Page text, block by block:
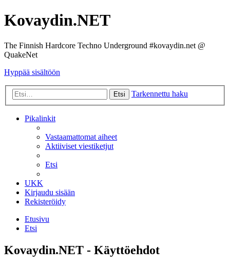
Kovaydin.NET
The Finnish Hardcore Techno Underground #kovaydin.net @
QuakeNet
Hyppää sisältöön
Etsi Tarkennettu haku
Pikalinkit
Vastaamattomat aiheet
Aktiiviset viestiketjut
Etsi
UKK
Kirjaudu sisään
Rekisteröidy
Etusivu
Etsi
Kovaydin.NET - Käyttöehdot